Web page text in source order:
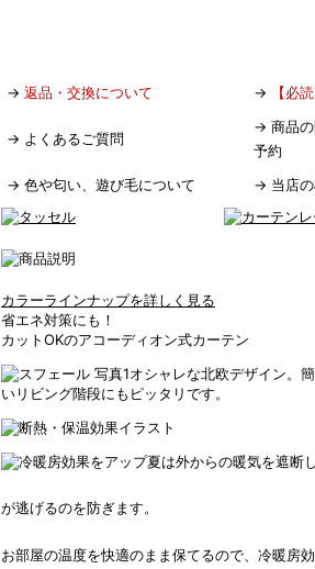
→ 返品・交換について → 【必
→ よくあるご質問
→ 商品
予約
→ 色や匂い、遊び毛について → 当店
カラーラインナップを詳しく見る
省エネ対策にも！
カットOKのアコーディオン式カーテン
オシャレな北欧デザイン。
いリビング階段にもピッタリです。
夏は外からの暖気を遮断
が逃げるのを防ぎます。
お部屋の温度を快適のまま保てるので、冷暖房